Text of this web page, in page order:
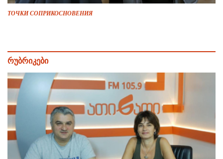
ТОЧКИ СОПРИКОСНОВЕНИЯ
რუბრიკები